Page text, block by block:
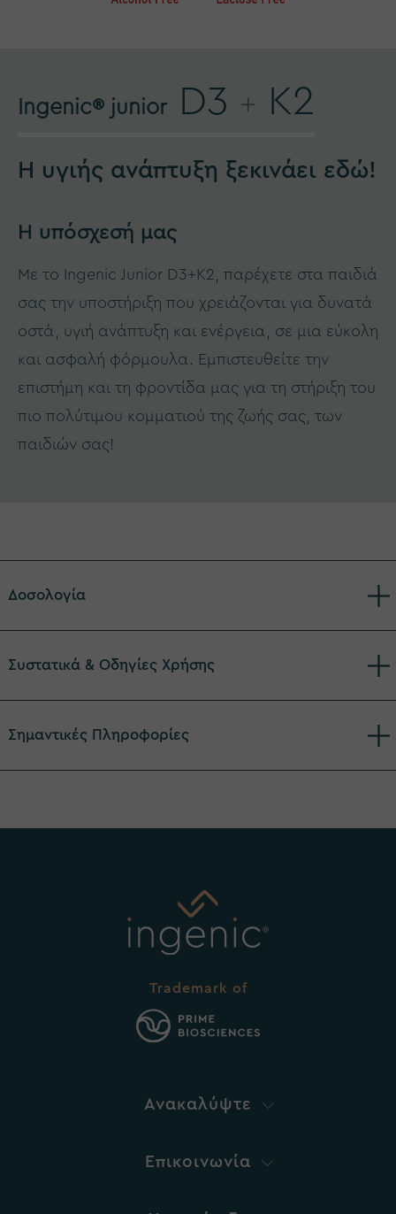
Ingenic® junior D3 + K2
Η υγιής ανάπτυξη ξεκινάει εδώ!
Η υπόσχεσή μας
Με το Ingenic Junior D3+K2, παρέχετε στα παιδιά
σας την υποστήριξη που χρειάζονται για δυνατά
οστά, υγιή ανάπτυξη και ενέργεια, σε μια εύκολη
και ασφαλή φόρμουλα. Εμπιστευθείτε την
επιστήμη και τη φροντίδα μας για τη στήριξη του
πιο πολύτιμου κομματιού της ζωής σας, των
παιδιών σας!
Δοσολογία
Συστατικά & Οδηγίες Χρήσης
Σημαντικές Πληροφορίες
Trademark of
Ανακαλύψτε
Επικοινωνία